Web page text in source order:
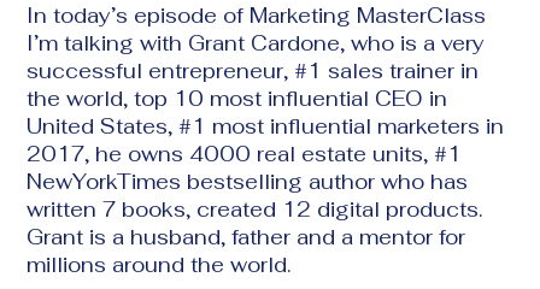
In today’s episode of Marketing MasterClass
I’m talking with Grant Cardone, who is avery
successful entrepreneur, #1 salestrainer in
the world,top 10 most influential CEO in
United States, #1 most influential marketers in
2017, he owns 4000 real estate units, #1
NewYorkTimes bestselling author who has
written 7 books, created 12 digital products.
Grant is a husband, father and a mentor for
millions around the world.